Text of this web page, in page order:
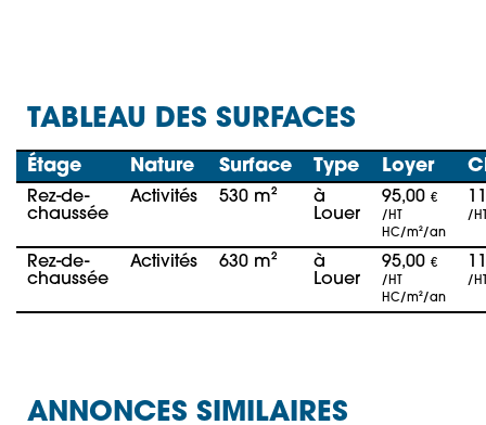
TABLEAU DES SURFACES
Étage Nature Surface Type Loyer
Rez-de-
chaussée
Activités 530 m²
à
Louer
95,00 €
/HT
HC/m²/an
/
Rez-de-
chaussée
Activités 630 m²
à
Louer
95,00 €
/HT
HC/m²/an
/
ANNONCES SIMILAIRES